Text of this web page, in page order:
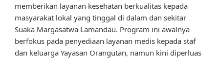
memberikan layanan kesehatan berkualitas kepada
masyarakat lokal yang tinggal di dalam dan sekitar
Suaka Margasatwa Lamandau. Program ini awalnya
berfokus pada penyediaan layanan medis kepada staf
dan keluarga Yayasan Orangutan, namun kini diperluas